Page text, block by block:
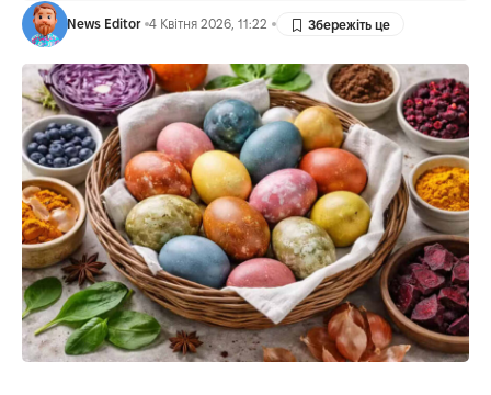
News Editor 4 Квітня 2026, 11:22